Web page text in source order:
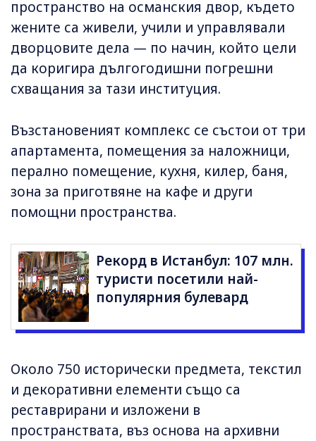
пространство на османския двор, където
жените са живели, учили и управлявали
дворцовите дела — по начин, който цели
да коригира дългогодишни погрешни
схващания за тази институция.
Възстановеният комплекс се състои от три
апартамента, помещения за наложници,
перално помещение, кухня, килер, баня,
зона за приготвяне на кафе и други
помощни пространства.
Рекорд в Истанбул: 107 млн.
туристи посетили най-
популярния булевард
Около 750 исторически предмета, текстил
и декоративни елементи също са
реставрирани и изложени в
пространствата, въз основа на архивни